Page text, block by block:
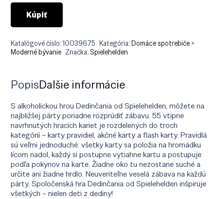
Kúpiť
Katalógové číslo:10039675 Kategória:Domáce spotrebiče >
Moderné bývanie Značka:Spielehelden
PopisĎalšie informácie
S alkoholickou hrou Dedinčania od Spielehelden, môžete na
najbližšej párty poriadne rozprúdiť zábavu. 55 vtipne
navrhnutých hracích kariet je rozdelených do troch
kategórií – karty pravidiel, akčné karty a flash karty. Pravidlá
sú veľmi jednoduché: všetky karty sa položia na hromádku
lícom nadol, každý si postupne vytiahne kartu a postupuje
podľa pokynov na karte. Žiadne oko tu nezostane suché a
určite ani žiadne hrdlo. Neuveriteľne veselá zábava na každú
párty. Spoločenská hra Dedinčania od Spielehelden inšpiruje
všetkých – nielen deti z dediny!